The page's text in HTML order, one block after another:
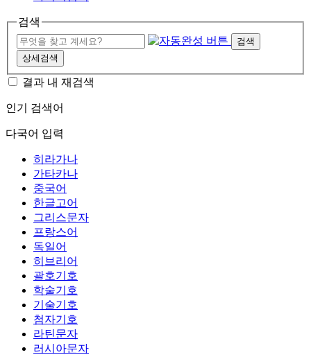
검색
검색
상세검색
결과 내 재검색
인기 검색어
다국어 입력
히라가나
가타카나
중국어
한글고어
그리스문자
프랑스어
독일어
히브리어
괄호기호
학술기호
기술기호
첨자기호
라틴문자
러시아문자